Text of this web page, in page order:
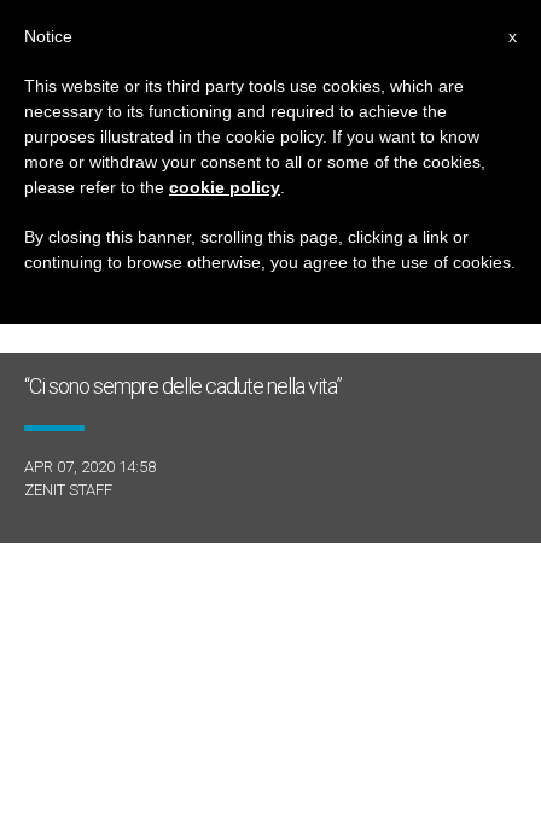
GIORNO
Aprile 7th, 2020
ULTIME NOTIZIE
“Ci sono sempre delle cadute nella vita”
APR 07, 2020 14:58
ZENIT STAFF
x
Notice
This website or its third party tools use cookies, which are
necessary to its functioning and required to achieve the
purposes illustrated in the cookie policy. If you want to know
more or withdraw your consent to all or some of the cookies,
please refer to the cookie policy
By closing this banner, scrolling this page, clicking a link or
continuing to browse otherwise, you agree to the use of cookies.